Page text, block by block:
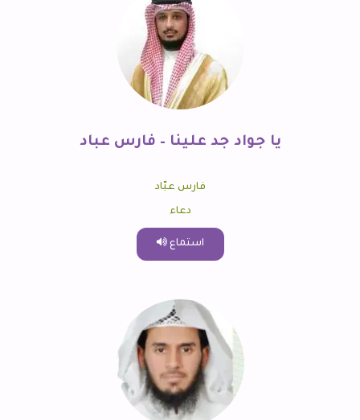
يا جواد جد علينا – فارس عباد
فارس عبّاد
دعاء
استماع